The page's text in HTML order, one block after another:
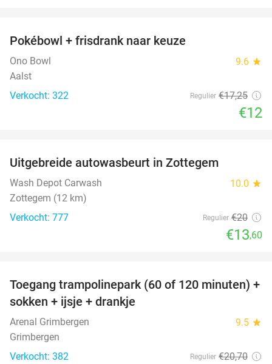
Pokébowl + frisdrank naar keuze
Ono Bowl 9.6 star
Aalst
Verkocht: 322
Regulier €17,25
€12
Uitgebreide autowasbeurt in Zottegem
Wash Depot Carwash 10.0 star
Zottegem (12 km)
Verkocht: 777
Regulier €20
€13,60
47%
Toegang trampolinepark (60 of 120 minuten) +
sokken + ijsje + drankje
Arenal Grimbergen 9.5 star
Grimbergen
Verkocht: 382
Regulier €20,70